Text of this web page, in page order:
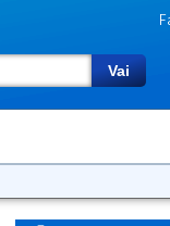
Vai